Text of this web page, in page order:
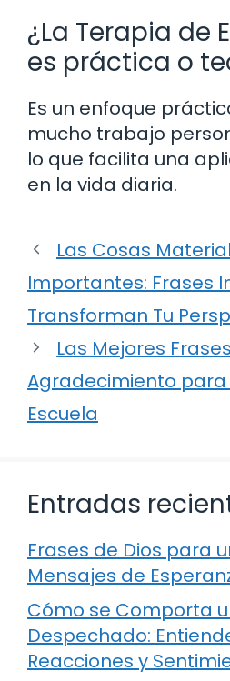
¿La Terapia de
es práctica o
Es un enfoque
mucho trabajo
lo que facilita una
en la vida diaria.
Las Cosas
Importantes: Frases
Transforman Tu
Las Mejores
Agradecimiento
Escuela
Entradas
Frases de Dios para
Mensajes de
Cómo se Comporta
Despechado:
Reacciones y